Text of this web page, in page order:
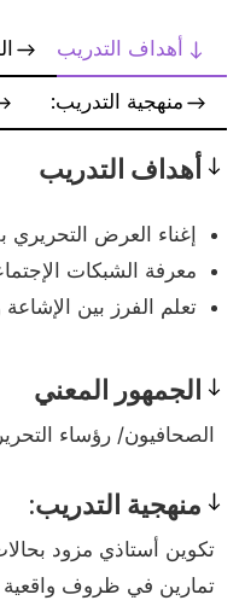
أهداف التدريب
منهجية التدريب:
أهداف التدريب
إغناء العرض التحريري
معرفة الشبكات
تعلم الفرز بين الإشاعة
الجمهور المعني
Prerequisites
الصحافيون/ رؤساء التحرير
منهجية التدريب:
Pedagogy
تكوين أستاذي مزود
تمارين في ظروف واقعية